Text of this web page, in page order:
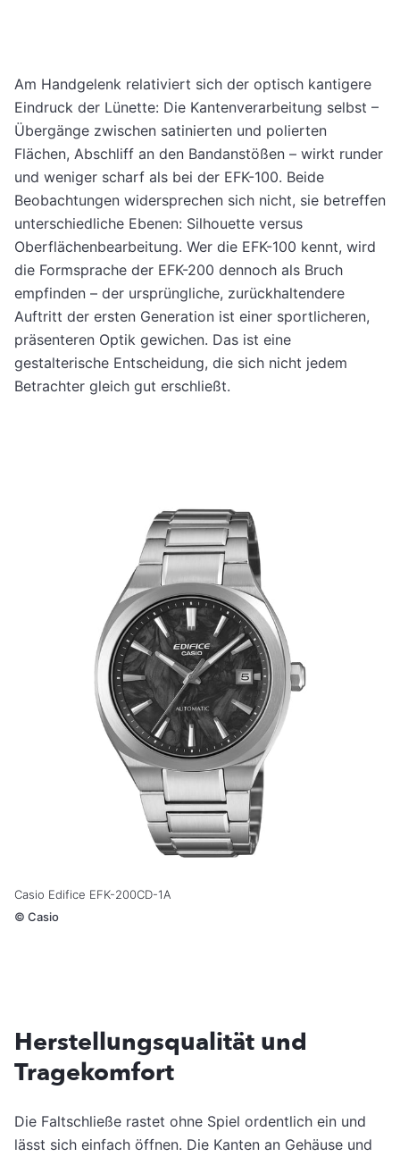
Am Handgelenk relativiert sich der optisch kantigere
Eindruck der Lünette: Die Kantenverarbeitung selbst –
Übergänge zwischen satinierten und polierten
Flächen, Abschliff an den Bandanstößen – wirkt runder
und weniger scharf als bei der EFK-100. Beide
Beobachtungen widersprechen sich nicht, sie betreffen
unterschiedliche Ebenen: Silhouette versus
Oberflächenbearbeitung. Wer die EFK-100 kennt, wird
die Formsprache der EFK-200 dennoch als Bruch
empfinden – der ursprüngliche, zurückhaltendere
Auftritt der ersten Generation ist einer sportlicheren,
präsenteren Optik gewichen. Das ist eine
gestalterische Entscheidung, die sich nicht jedem
Betrachter gleich gut erschließt.
Casio Edifice EFK-200CD-1A
© Casio
Herstellungsqualität und
Tragekomfort
Die Faltschließe rastet ohne Spiel ordentlich ein und
lässt sich einfach öffnen. Die Kanten an Gehäuse und